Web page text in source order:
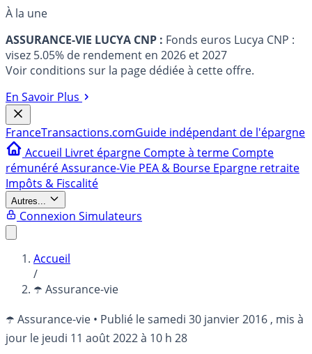
À la une
ASSURANCE-VIE LUCYA CNP : Fonds euros Lucya CNP :
visez 5.05% de rendement en 2026 et 2027
Voir conditions sur la page dédiée à cette offre.
En Savoir Plus
FranceTransactions.comGuide indépendant de l'épargne
Accueil Livret épargne Compte à terme Compte
rémunéréAssurance-Vie PEA & Bourse Epargne retraite
Impôts & Fiscalité
Autres...
Connexion Simulateurs
Accueil
/
☂️ Assurance-vie
☂️ Assurance-vie • Publié lesamedi 30 janvier 2016 , mis à
jour le jeudi 11 août 2022 à 10 h 28